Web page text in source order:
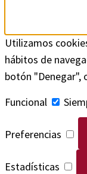
Utilizamos
hábitos de
botón "Denegar",
Funcional
Preferencias
Estadísticas